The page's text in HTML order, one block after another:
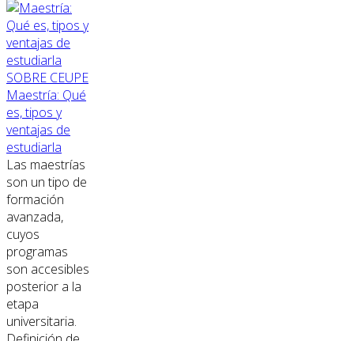
SOBRE CEUPE
Maestría: Qué
es, tipos y
ventajas de
estudiarla
Las maestrías
son un tipo de
formación
avanzada,
cuyos
programas
son accesibles
posterior a la
etapa
universitaria.